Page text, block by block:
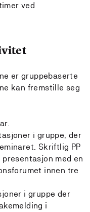
ved
er gruppebaserte
kan fremstille seg
i gruppe, der
Skriftlig PP
med en
innen tre
i gruppe der
i